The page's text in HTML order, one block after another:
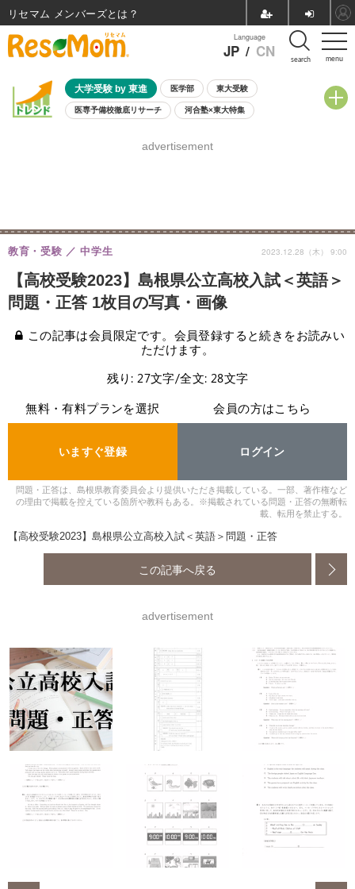
menu
Language
JP / CN search
大学受験 by 東進 医学部 東大受験
医専予備校徹底リサーチ 河合塾×東大特集
8月開催学校説明会・相談会
advertisement
【高校受験2023】島根県公立高校入試＜英語＞
問題・正答 1枚目の写真・画像
教育・受験 中学生 2023.12.28（木） 9:00
この記事は会員限定です。会員登録すると続きをお読みい
ただけます。
残り: 27文字/全文: 28文字
無料・有料プランを選択
いますぐ登録
会員の方はこちら
ログイン
問題・正答は、島根県教育委員会より提供いただき掲載している。一部、著作権など
の理由で掲載を控えている箇所や教科もある。※掲載されている問題・正答の無断転
載、転用を禁止する。
【高校受験2023】島根県公立高校入試＜英語＞問題・正答
この記事へ戻る
advertisement
リセマム メンバーズ